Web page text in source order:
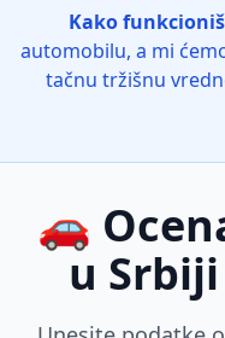
Kako
automobilu, a mi
tačnu tržišnu
🚗
u